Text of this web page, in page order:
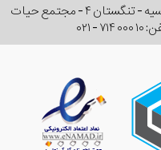
آدرس: تهران - خ پاسداران - رو به روی اقدسیه - تنگستان ۴ - مجتمع حیات
۰۲۱ - ۷۱۴ ۰۰۰ ۱۰